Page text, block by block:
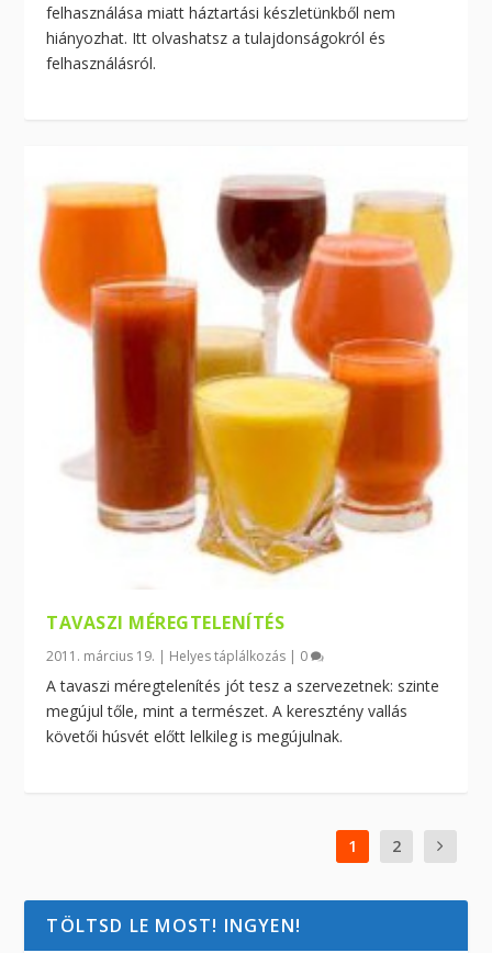
felhasználása miatt háztartási készletünkből nem
hiányozhat. Itt olvashatsz a tulajdonságokról és
felhasználásról.
TAVASZI MÉREGTELENÍTÉS
2011. március 19. | Helyes táplálkozás | 0
A tavaszi méregtelenítés jót tesz a szervezetnek: szinte
megújul tőle, mint a természet. A keresztény vallás
követői húsvét előtt lelkileg is megújulnak.
1 2
TÖLTSD LE MOST! INGYEN!